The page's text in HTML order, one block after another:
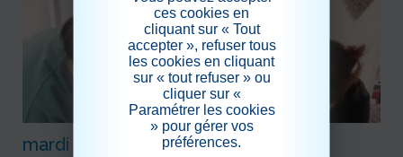
mardi 24 novembre 2020
ces cookies en
cliquant sur « Tout
accepter », refuser tous
les cookies en cliquant
sur « tout refuser » ou
cliquer sur «
Paramétrer les cookies
» pour gérer vos
préférences.